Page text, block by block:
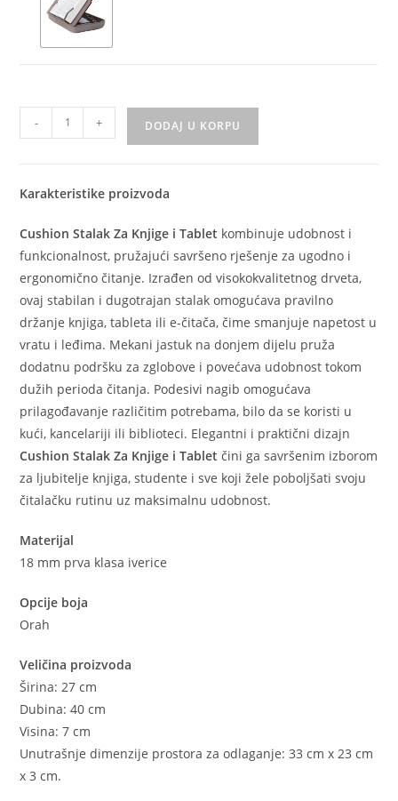
- + DODAJ U KORPU
Karakteristike proizvoda
Cushion Stalak Za Knjige i Tablet kombinuje udobnost i
funkcionalnost, pružajući savršeno rješenje za ugodno i
ergonomično čitanje. Izrađen od visokokvalitetnog drveta,
ovaj stabilan i dugotrajan stalak omogućava pravilno
držanje knjiga, tableta ili e-čitača, čime smanjuje napetost u
vratu i leđima. Mekani jastuk na donjem dijelu pruža
dodatnu podršku za zglobove i povećava udobnost tokom
dužih perioda čitanja. Podesivi nagib omogućava
prilagođavanje različitim potrebama, bilo da se koristi u
kući, kancelariji ili biblioteci. Elegantni i praktični dizajn
Cushion Stalak Za Knjige i Tablet čini ga savršenim izborom
za ljubitelje knjiga, studente i sve koji žele poboljšati svoju
čitalačku rutinu uz maksimalnu udobnost.
Materijal
18 mm prva klasa iverice
Opcije boja
Orah
Veličina proizvoda
Širina: 27 cm
Dubina: 40 cm
Visina: 7 cm
Unutrašnje dimenzije prostora za odlaganje: 33 cm x 23 cm
x 3 cm.